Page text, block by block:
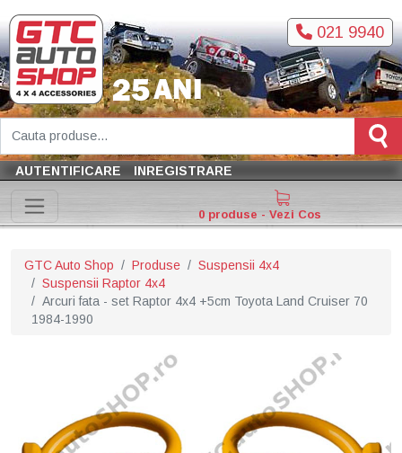
021 9940
AUTENTIFICARE INREGISTRARE
0 produse - Vezi Cos
GTC Auto Shop Produse
Suspensii 4x4
Suspensii Raptor 4x4
Arcuri fata - set Raptor 4x4 +5cm Toyota Land Cruiser 70
1984-1990